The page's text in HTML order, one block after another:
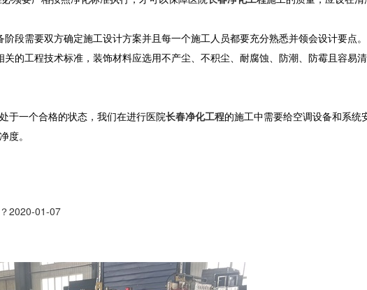
段需要双方确定施工设计方案并且每一个施工人员都要充分熟悉并领会设计要点
的工程技术标准，装饰材料应选用不产尘、不积尘、耐腐蚀、防潮、防霉且容
于一个合格的状态，我们在进行医院长春净化工程的施工中需要给空调设备和系
度。
2020-01-07